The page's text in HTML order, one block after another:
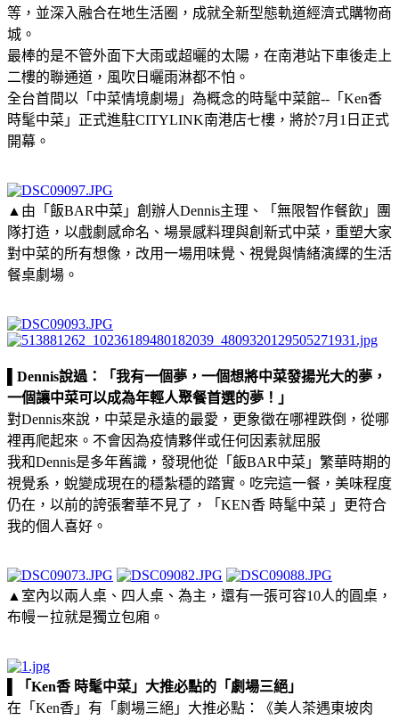
等，並深入融合在地生活圈，成就全新型態軌道經濟式購物商
城。
最棒的是不管外面下大雨或超曬的太陽，在南港站下車後走上
二樓的聯通道，風吹日曬雨淋都不怕。
全台首間以「中菜情境劇場」為概念的時髦中菜館--「Ken香
時髦中菜」正式進駐CITYLINK南港店七樓，將於7月1日正式
開幕。
▲由「飯BAR中菜」創辦人Dennis主理、「無限智作餐飲」團
隊打造，以戲劇感命名、場景感料理與創新式中菜，重塑大家
對中菜的所有想像，改用一場用味覺、視覺與情緒演繹的生活
餐桌劇場。
▌Dennis說過：「我有一個夢，一個想將中菜發揚光大的夢，
一個讓中菜可以成為年輕人聚餐首選的夢！」
對Dennis來說，中菜是永遠的最愛，更象徵在哪裡跌倒，從哪
裡再爬起來。不會因為疫情夥伴或任何因素就屈服
我和Dennis是多年舊識，發現他從「飯BAR中菜」繁華時期的
視覺系，蛻變成現在的穩紮穩的踏實。吃完這一餐，美味程度
仍在，以前的誇張奢華不見了，「KEN香 時髦中菜 」更符合
我的個人喜好。
▲室內以兩人桌、四人桌、為主，還有一張可容10人的圓桌，
布幔ㄧ拉就是獨立包廂。
▌「Ken香 時髦中菜」大推必點的「劇場三絕」
在「Ken香」有「劇場三絕」大推必點：《美人茶遇東坡肉